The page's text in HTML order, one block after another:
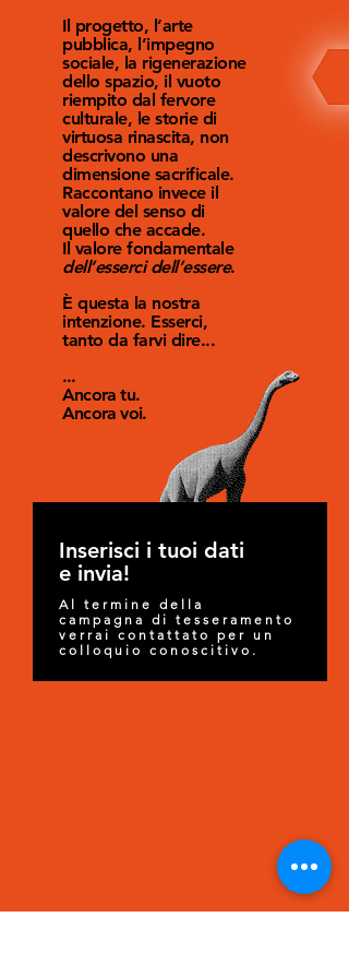
Il progetto, l’arte
pubblica, l’impegno
sociale, la rigenerazione
dello spazio, il vuoto
riempito dal fervore
culturale, le storie di
virtuosa rinascita, non
descrivono una
dimensione sacrificale.
Raccontano invece il
valore del senso di
quello che accade.
Il valore fondamentale
dell’esserci dell’essere.
È questa la nostra
intenzione. Esserci,
tanto da farvi dire...
...
Ancora tu.
Ancora voi.
Inserisci i tuoi dati
e invia!
Al termine della
campagna di tesseramento
verrai contattato per un
colloquio conoscitivo.